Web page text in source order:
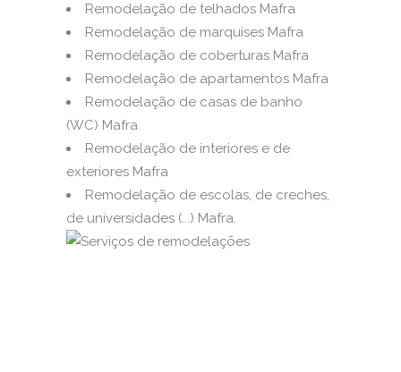
Remodelação de telhados Mafra
Remodelação de marquises Mafra
Remodelação de coberturas Mafra
Remodelação de apartamentos Mafra
Remodelação de casas de banho
(WC) Mafra
Remodelação de interiores e de
exteriores Mafra
Remodelação de escolas, de creches,
de universidades (...) Mafra.